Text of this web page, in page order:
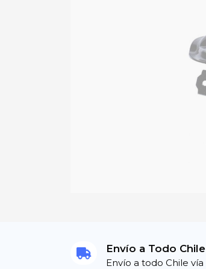
Envío a Todo Chile
Envío a todo Chile vía